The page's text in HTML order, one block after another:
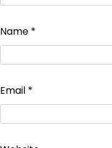
Name *
Email *